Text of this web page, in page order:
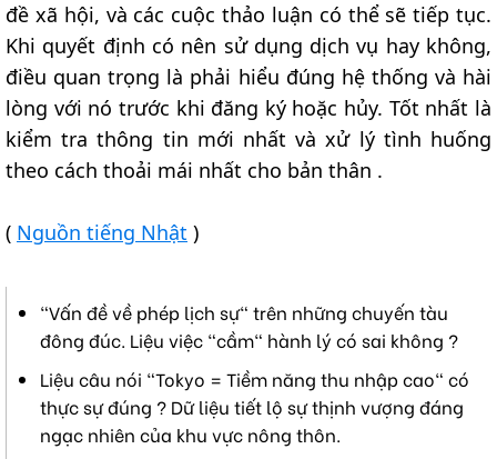
đề xã hội, và các cuộc thảo luận có thể sẽ tiếp tục.
Khi quyết định có nên sử dụng dịch vụ hay không,
điều quan trọng là phải hiểu đúng hệ thống và hài
lòng với nó trước khi đăng ký hoặc hủy. Tốt nhất là
kiểm tra thông tin mới nhất và xử lý tình huống
theo cách thoải mái nhất cho bản thân .
( Nguồn tiếng Nhật )
"Vấn đề về phép lịch sự" trên những chuyến tàu
đông đúc. Liệu việc "cầm" hành lý có sai không ?
Liệu câu nói "Tokyo = Tiềm năng thu nhập cao" có
thực sự đúng ? Dữ liệu tiết lộ sự thịnh vượng đáng
ngạc nhiên của khu vực nông thôn.